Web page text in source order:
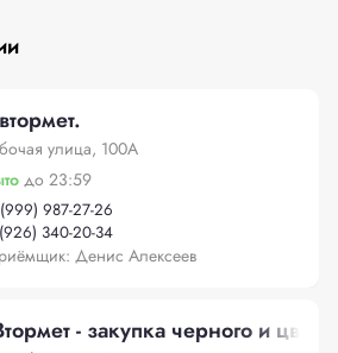
улица, 100А
до 23:59
987-27-26
340-20-34
Денис Алексеев
- закупка черного и